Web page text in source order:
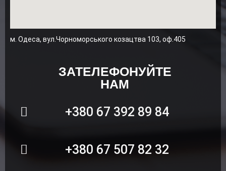
м. Одеса, вул.Чорноморського козацтва 103, оф.405
ЗАТЕЛЕФОНУЙТЕ
НАМ
+380 67 392 89 84
+380 67 507 82 32